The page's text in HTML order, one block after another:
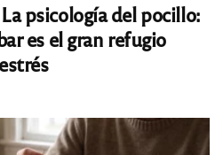
psicología del pocillo:
es el gran refugio